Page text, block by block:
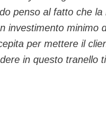
penso al fatto che
investimento minimo
per mettere il
in questo tranello